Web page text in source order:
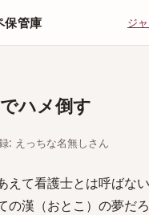
保管庫 ジ
ハメ倒す
えっちな名無しさん
えて看護士とは呼ばな
の漢（おとこ）の夢だろ